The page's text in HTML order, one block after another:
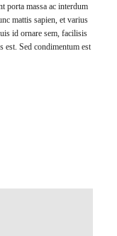
porta massa ac interdum
mattis sapien, et varius
id ornare sem, facilisis
Sed condimentum est